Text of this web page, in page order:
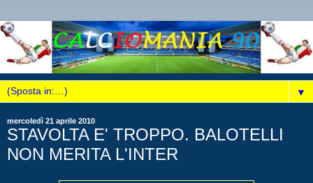
▼
mercoledì 21 aprile 2010
STAVOLTA E' TROPPO. BALOTELLI
NON MERITA L'INTER